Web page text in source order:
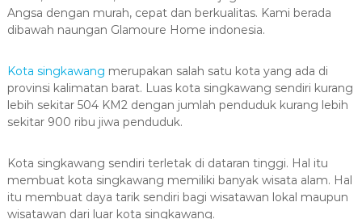
Angsa dengan murah, cepat dan berkualitas. Kami berada
dibawah naungan Glamoure Home indonesia.
Kota singkawang merupakan salah satu kota yang ada di
provinsi kalimatan barat. Luas kota singkawang sendiri kurang
lebih sekitar 504 KM2 dengan jumlah penduduk kurang lebih
sekitar 900 ribu jiwa penduduk.
Kota singkawang sendiri terletak di dataran tinggi. Hal itu
membuat kota singkawang memiliki banyak wisata alam. Hal
itu membuat daya tarik sendiri bagi wisatawan lokal maupun
wisatawan dari luar kota singkawang.